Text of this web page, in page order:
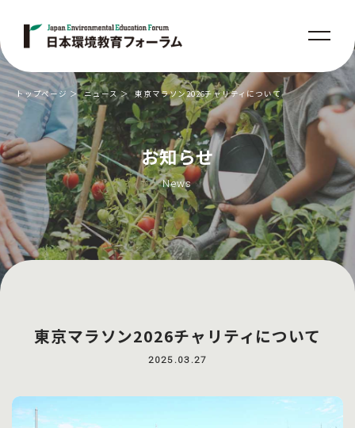
お知らせ
News
トップページ ニュース 東京マラソン2026チャリティについて
東京マラソン2026チャリティについて
2025.03.27